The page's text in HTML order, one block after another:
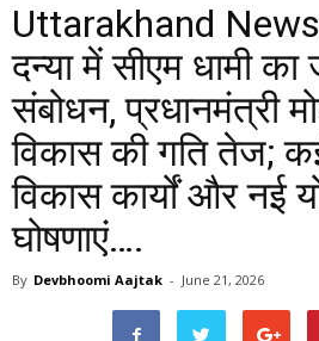
Uttarakhand
दन्या में सीएम धामी
संबोधन, प्रधानमंत्री
विकास की गति तेज;
विकास कार्यों और नई
घोषणाएं….
By Devbhoomi Aajtak - June 21, 2026